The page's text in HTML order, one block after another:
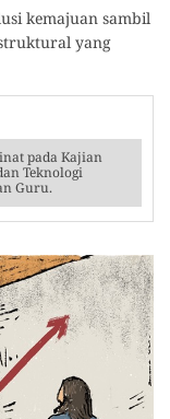
kemajuan sambil
yang
pada Kajian
Teknologi
Guru.